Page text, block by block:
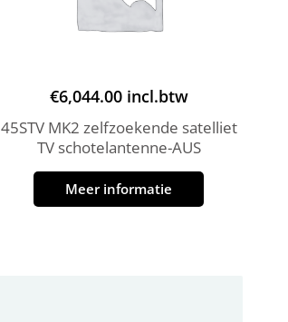
€6,044.00 incl.btw
45STV MK2 zelfzoekende satelliet
TV schotelantenne-AUS
Meer informatie